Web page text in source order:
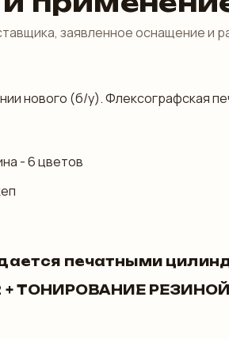
заявленное оснащение и
нового (б/у). Флексографская
- 6 цветов
печатными
+ ТОНИРОВАНИЕ РЕЗИНОЙ